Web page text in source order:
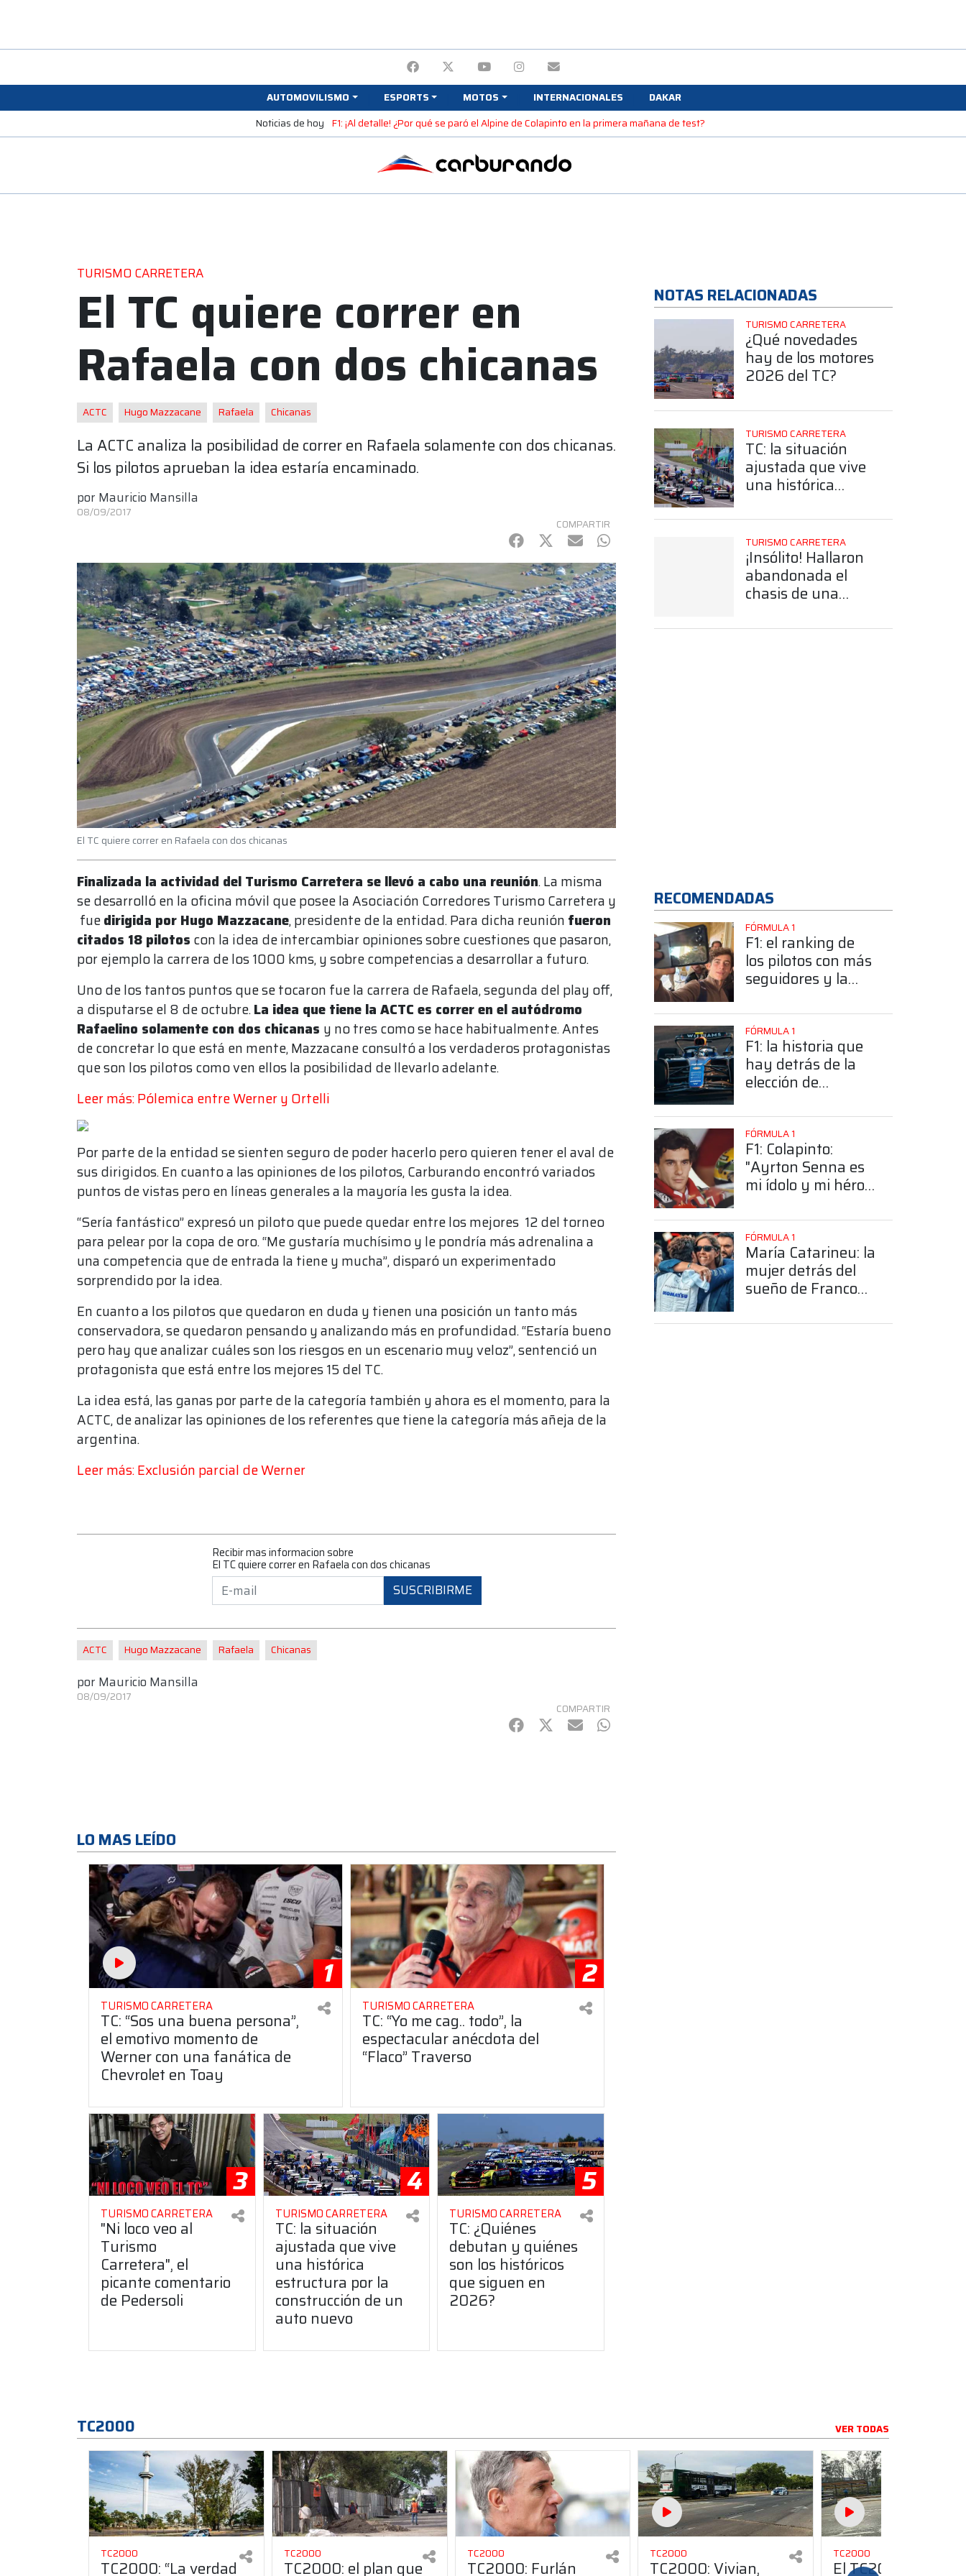
AUTOMOVILISMO ESPORTS MOTOS INTERNACIONALES
DAKAR
Noticias de hoy F1: ¡Al detalle! ¿Por qué se paró el Alpine de Colapinto en la primera mañana de test?
TURISMO CARRETERA
El TC quiere correr en
Rafaela con dos chicanas
ACTC Hugo Mazzacane Rafaela Chicanas
La ACTC analiza la posibilidad de correr en Rafaela solamente con dos chicanas.
Si los pilotos aprueban la idea estaría encaminado.
por Mauricio Mansilla
08/09/2017
COMPARTIR
Facebook
Twitter
mail WhatsApp
El TC quiere correr en Rafaela con dos chicanas
Finalizada la actividad del Turismo Carretera se llevó a cabo una reunión. La misma
se desarrolló en la oficina móvil que posee la Asociación Corredores Turismo Carretera y
fuedirigida por Hugo Mazzacane, presidente de la entidad. Para dicha reunión fueron
citados 18 pilotos con la idea de intercambiar opiniones sobre cuestiones que pasaron,
por ejemplo la carrera de los 1000 kms, y sobre competencias a desarrollar a futuro.
Uno de los tantos puntos que se tocaron fue la carrera de Rafaela, segunda del play off,
a disputarse el 8 de octubre.La idea que tiene la ACTC es correr en el autódromo
Rafaelino solamente con dos chicanas y no tres como se hace habitualmente. Antes
de concretar lo que está en mente, Mazzacane consultó a los verdaderos protagonistas
que son los pilotos como ven ellos la posibilidad de llevarlo adelante.
Leer más: Pólemica entre Werner y Ortelli
Por parte de la entidad se sienten seguro de poder hacerlo pero quieren tener el aval de
sus dirigidos. En cuanto a las opiniones de los pilotos, Carburando encontró variados
puntos de vistas pero en líneas generales a la mayoría les gusta la idea.
“Sería fantástico” expresó un piloto que puede quedar entre los mejores 12 del torneo
para pelear por la copa de oro. “Me gustaría muchísimo y le pondría más adrenalina a
una competencia que de entrada la tiene y mucha”, disparó un experimentado
sorprendido por la idea.
En cuanto a los pilotos que quedaron en duda y tienen una posición un tanto más
conservadora, se quedaron pensando y analizando más en profundidad. “Estaría bueno
pero hay que analizar cuáles son los riesgos en un escenario muy veloz”, sentenció un
protagonista que está entre los mejores 15 del TC.
La idea está, las ganas por parte de la categoría también y ahora es el momento, para la
ACTC, de analizar las opiniones de los referentes que tiene la categoría más añeja de la
argentina.
Leer más: Exclusión parcial de Werner
Recibir mas informacion sobre
El TC quiere correr en Rafaela con dos chicanas
SUSCRIBIRME
ACTC Hugo Mazzacane Rafaela Chicanas
por Mauricio Mansilla
08/09/2017
COMPARTIR
Facebook
Twitter
mail WhatsApp
LO MAS LEÍDO
1
TURISMO CARRETERA
TC: “Sos una buena persona”,
el emotivo momento de
Werner con una fanática de
Chevrolet en Toay
2
TURISMO CARRETERA
TC: “Yo me cag.. todo”, la
espectacular anécdota del
“Flaco” Traverso
3
TURISMO CARRETERA
"Ni loco veo al
Turismo
Carretera", el
picante comentario
de Pedersoli
4
TURISMO CARRETERA
TC: la situación
ajustada que vive
una histórica
estructura por la
construcción de un
auto nuevo
5
TURISMO CARRETERA
TC: ¿Quiénes
debutan y quiénes
son los históricos
que siguen en
2026?
NOTAS RELACIONADAS
TURISMO CARRETERA
¿Qué novedades
hay de los motores
2026 del TC?
TURISMO CARRETERA
TC: la situación
ajustada que vive
una histórica
construcción de un
auto nuevo
TURISMO CARRETERA
¡Insólito! Hallaron
abandonada el
chasis de una
TC en un baldío
RECOMENDADAS
FÓRMULA 1
F1: el ranking de
los pilotos con más
seguidores y la
posición de
Colapinto
FÓRMULA 1
F1: la historia que
hay detrás de la
elección de
número 43
FÓRMULA 1
F1: Colapinto:
"Ayrton Senna es
mi ídolo y mi héroe
FÓRMULA 1
María Catarineu: la
mujer detrás del
sueño de Franco
Fórmula 1
TC2000 VER TODAS
TC2000
TC2000: “La verdad
TC2000
TC2000: el plan que
TC2000
TC2000: Furlán
TC2000
TC2000: Vivian,
TC2000
El TC2000 aceleró